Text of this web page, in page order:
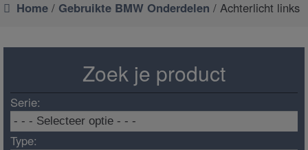
Home / Gebruikte BMW Onderdelen / Achterlicht links
Zoek je product
Serie:
Type: